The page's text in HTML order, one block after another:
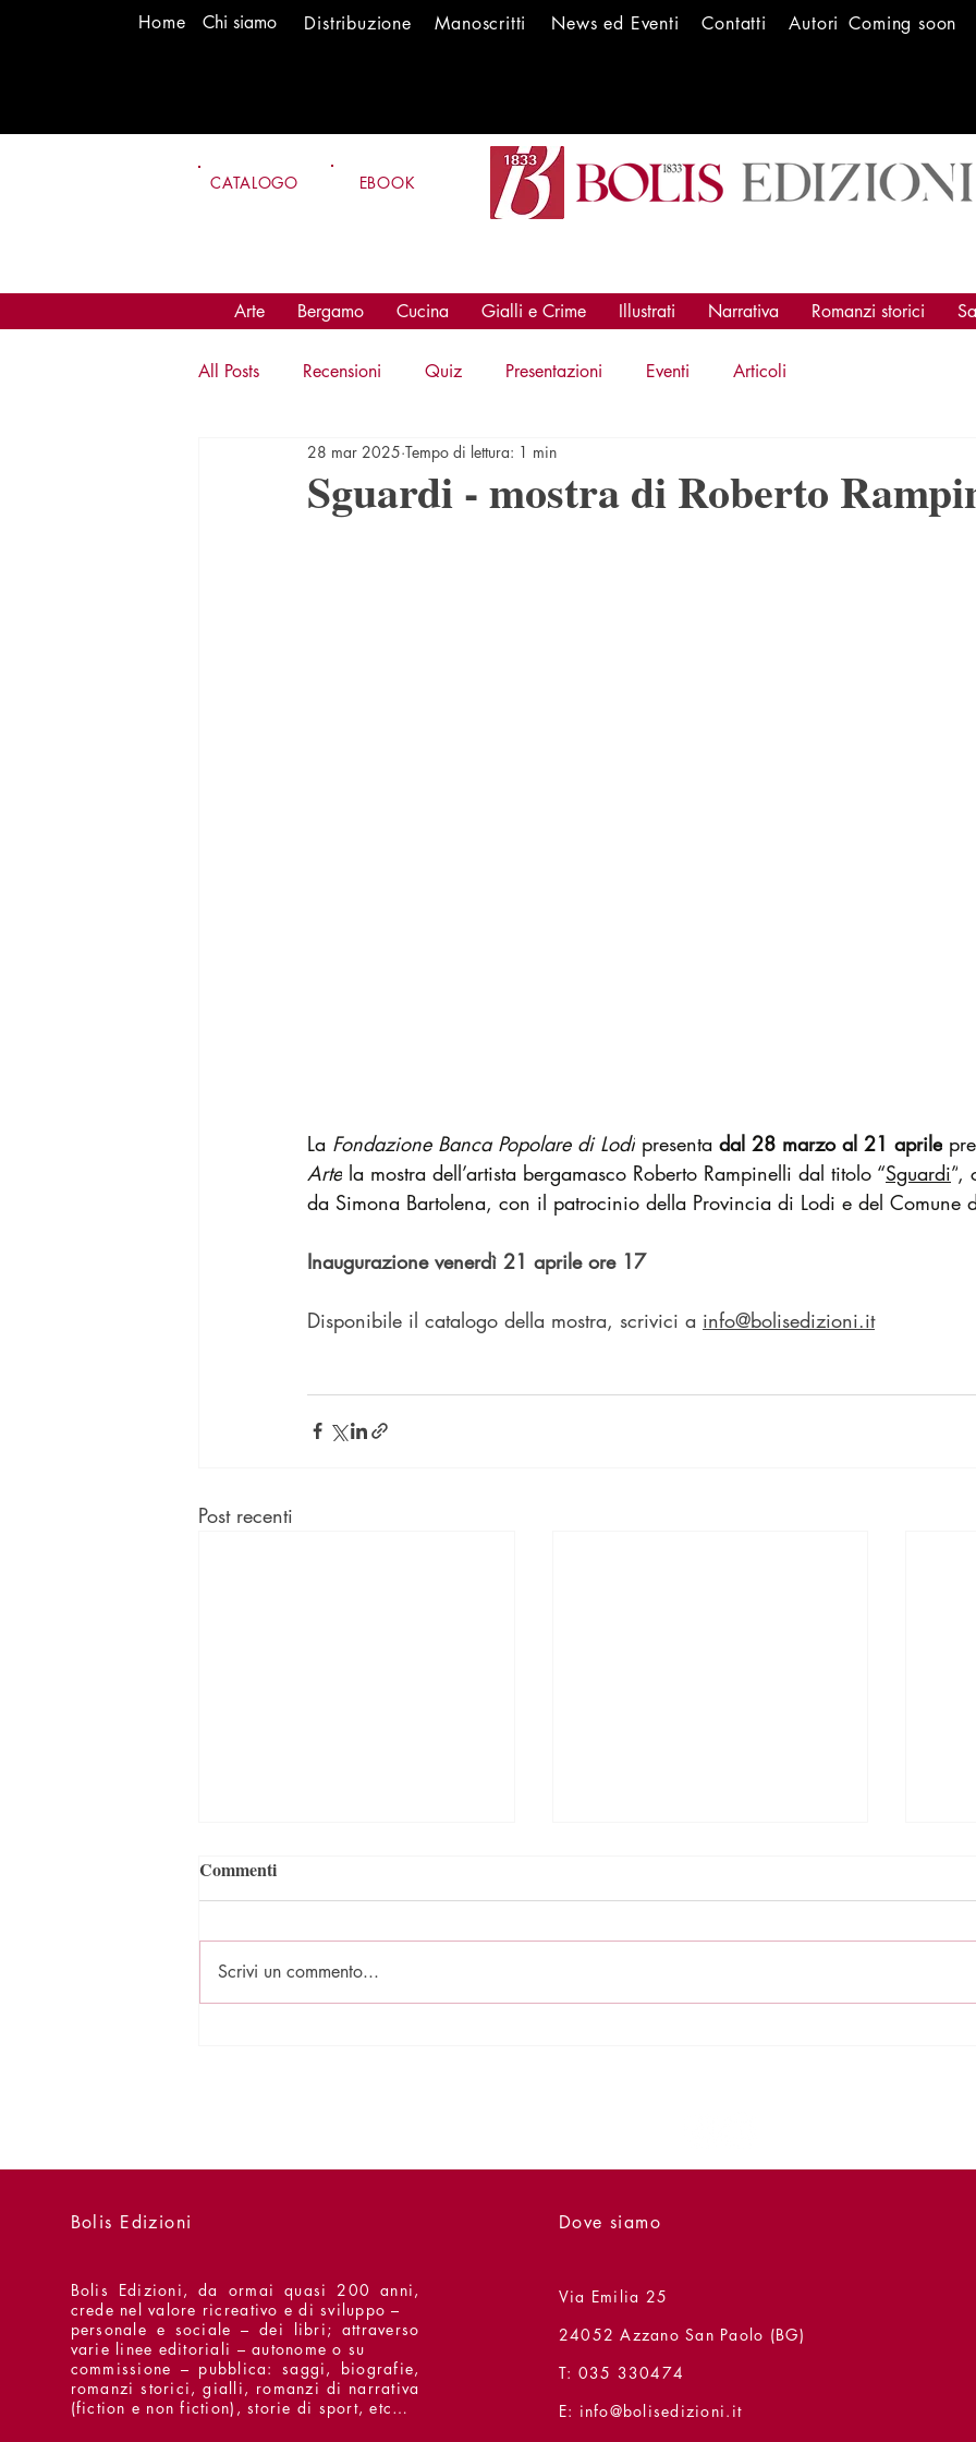
Home Chi siamo Distribuzione Manoscritti News ed Eventi Contatti Autori Coming soon
CATALOGO EBOOK
Arte Bergamo Cucina Gialli e Crime Illustrati Narrativa Romanzi storici
All Posts Recensioni Quiz Presentazioni Eventi Articoli
Sguardi - mostra di Roberto
28 mar 2025 Tempo di lettura: 1 min
La Fondazione Banca Popolare di Lodi presenta dal 28 marzo al 21 aprile
Arte la mostra dell’artista bergamasco Roberto Rampinelli dal titolo “Sguardi”,
da Simona Bartolena, con il patrocinio della Provincia di Lodi e del Comune
Inaugurazione venerdì 21 aprile ore 17
Disponibile il catalogo della mostra, scrivici a info@bolisedizioni.it
Post recenti
Commenti
Scrivi un commento...
Bolis Edizioni
Bolis Edizioni, da ormai quasi 200 anni,
crede nel valore ricreativo e di sviluppo –
personale e sociale – dei libri; attraverso
varie linee editoriali – autonome o su
commissione – pubblica: saggi, biografie,
romanzi storici, gialli, romanzi di narrativa
(fiction e non fiction), storie di sport, etc…
Dove siamo
Via Emilia 25
24052 Azzano San Paolo (BG)
T: 035 330474
E: info@bolisedizioni.it